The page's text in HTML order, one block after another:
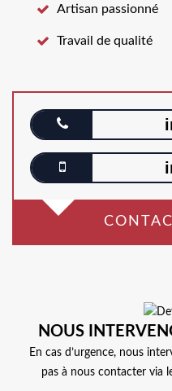
Artisan passionné
Travail de qualité
NOUS
En cas d’urgence, nous
pas à nous contacter via